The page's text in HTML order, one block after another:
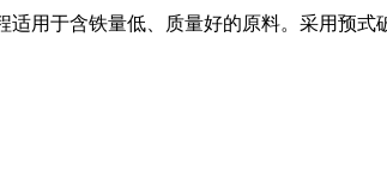
于含铁量低、质量好的原料。采用预式